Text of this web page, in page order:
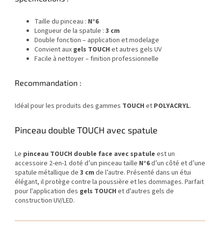
Taille du pinceau : N°6
Longueur de la spatule : 3 cm
Double fonction – application et modelage
Convient aux gels TOUCH et autres gels UV
Facile à nettoyer – finition professionnelle
Recommandation :
Idéal pour les produits des gammes TOUCH et POLYACRYL.
Pinceau double TOUCH avec spatule
Le pinceau TOUCH double face avec spatule est un
accessoire 2-en-1 doté d’un pinceau taille N°6d’un côté et d’une
spatule métallique de 3 cm de l’autre. Présenté dans un étui
élégant, il protège contre la poussière et les dommages. Parfait
pour l'application des gels TOUCH et d'autres gels de
construction UV/LED.